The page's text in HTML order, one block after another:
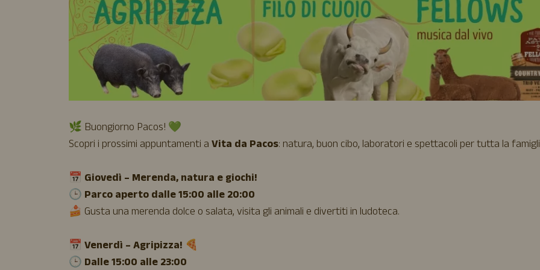
🌿 Buongiorno Pacos! 💚
Scopri i prossimi appuntamenti aVita da Pacos: natura, buon cibo, laboratori e spettacoli per tutta la
📅 Giovedì – Merenda, natura e giochi!
🕒 Parco aperto dalle 15:00 alle 20:00
🍰 Gusta una merenda dolce o salata, visita gli animali e divertiti in ludoteca.
📅 Venerdì – Agripizza! 🍕
🕒 Dalle 15:00 alle 23:00